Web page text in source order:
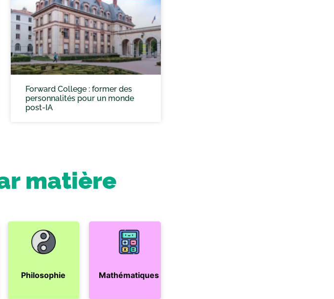
Forward College : former des
personnalités pour un monde
post-IA
matière
Philosophie Mathématiques